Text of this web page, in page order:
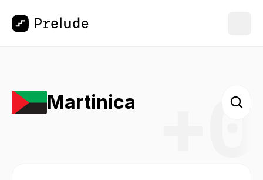
+0
Martinica